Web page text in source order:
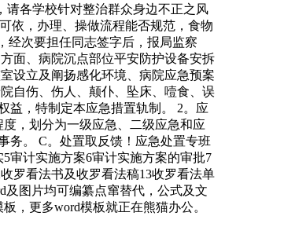
请各学校针对整治群众身边不正之风
依，办理、操做流程能否规范，食物
经次要担任同志签字后，报局监察
面、病院沉点部位平安防护设备安拆
设立及阐扬感化环境、病院应急预案
自伤、伤人、颠仆、坠床、噎食、误
益，特制定本应急措置轨制。 2。应
，划分为一级应急、二级应急和应
务。 C。处置取反馈！应急处置专班
审计实施方案6审计实施方案的审批7
罗看法书及收罗看法稿13收罗看法单
及图片均可编纂点窜替代，公式及文
，更多word模板就正在熊猫办公。